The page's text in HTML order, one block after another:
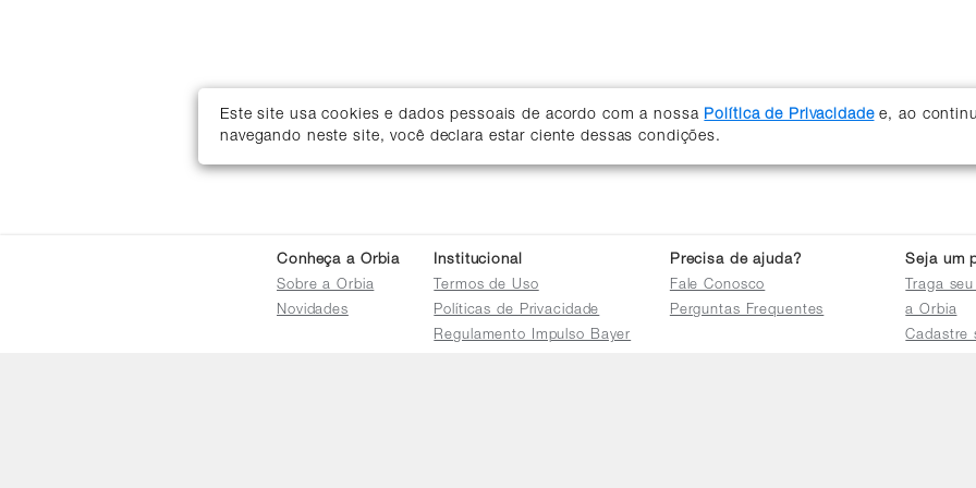
Este site usa cookies e dados pessoais de acordo com a nossa Política de Privacidadee, ao
navegando neste site, você declara estar ciente dessas condições.
Conheça a Orbia
Sobre a Orbia
Novidades
Institucional
Termos de Uso
Políticas de Privacidade
Regulamento Impulso Bayer
Precisa de ajuda?
Fale Conosco
Perguntas Frequentes
Seja um
Traga
a Orbia
Cadastre